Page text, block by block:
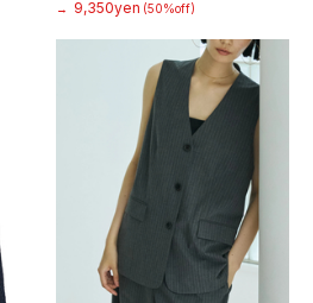
→
9,350yen (50%off)